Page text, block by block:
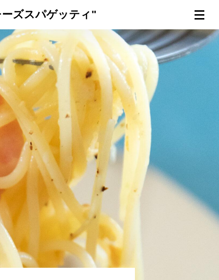
連載一覧 倶楽部入会 （無料）
ーズスパゲッティ"